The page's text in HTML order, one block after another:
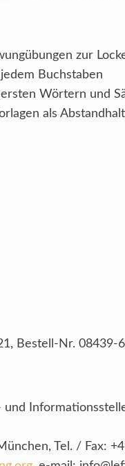
zur
Buchstaben
Wörtern und
als
Bestell-Nr. 08439-6
und
Tel. / Fax: